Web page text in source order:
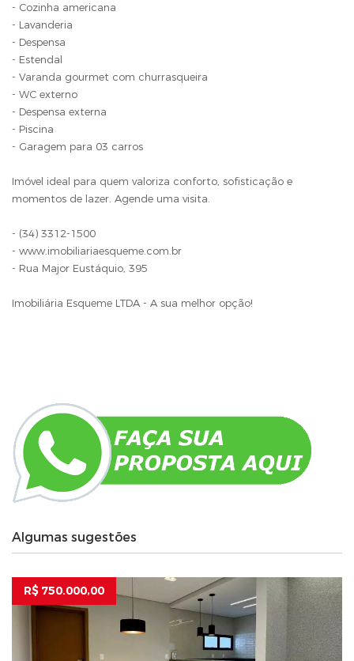
- Cozinha americana
- Lavanderia
- Despensa
- Estendal
- Varanda gourmet com churrasqueira
- WC externo
- Despensa externa
- Piscina
- Garagem para 03 carros
Imóvel ideal para quem valoriza conforto, sofisticação e
momentos de lazer. Agende uma visita.
- (34) 3312-1500
- www.imobiliariaesqueme.com.br
- Rua Major Eustáquio, 395
Imobiliária Esqueme LTDA - A sua melhor opção!
Algumas sugestões
R$ 750.000,00